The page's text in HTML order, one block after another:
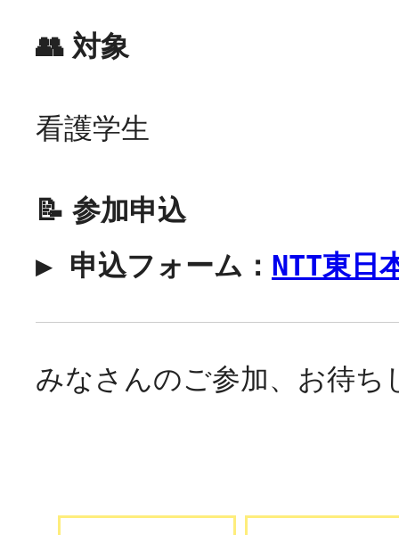
👥 対象
看護学生
📝 参加申込
▶︎ 申込フォーム： NTT東日
みなさんのご参加、お待ち